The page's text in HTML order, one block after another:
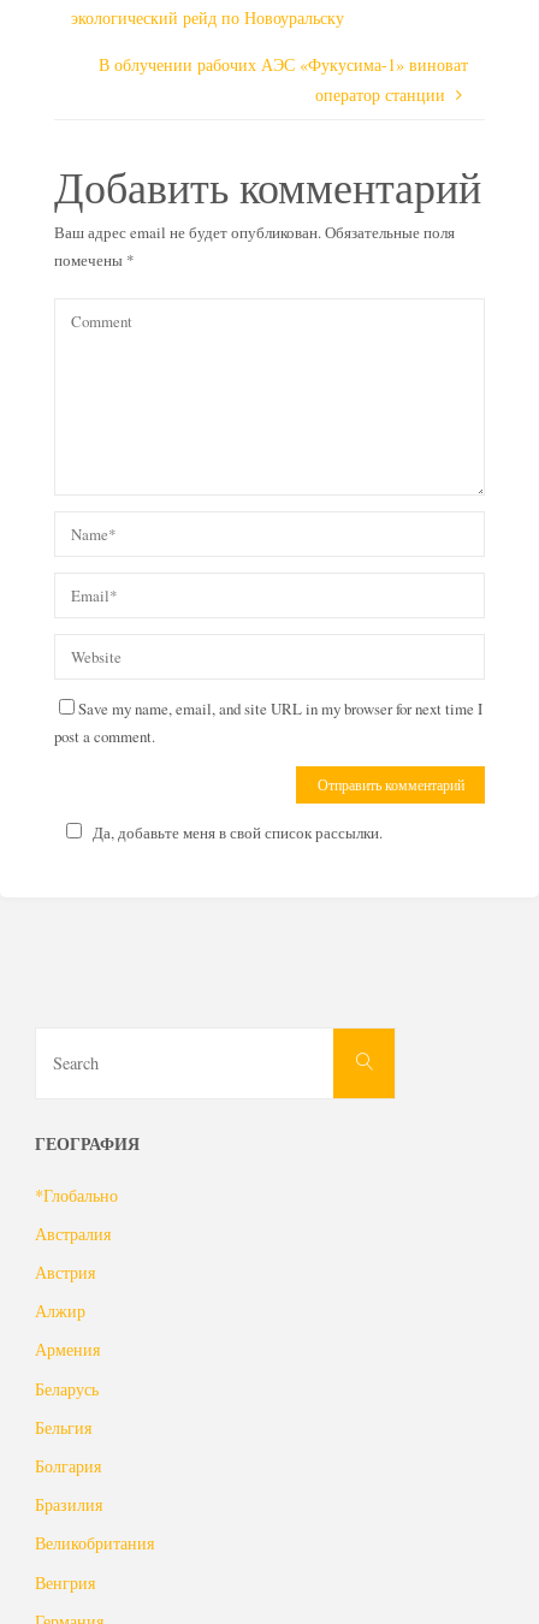
экологический рейд по Новоуральску
В облучении рабочих АЭС «Фукусима-1» виноват
оператор станции
Добавить комментарий
Ваш адрес email не будет опубликован.Обязательные поля
помечены *
Save my name, email, and site URL in my browser for next time I
post a comment.
Да, добавьте меня в свой список рассылки.
Search
ГЕОГРАФИЯ
*Глобально
Австралия
Австрия
Алжир
Армения
Беларусь
Бельгия
Болгария
Бразилия
Великобритания
Венгрия